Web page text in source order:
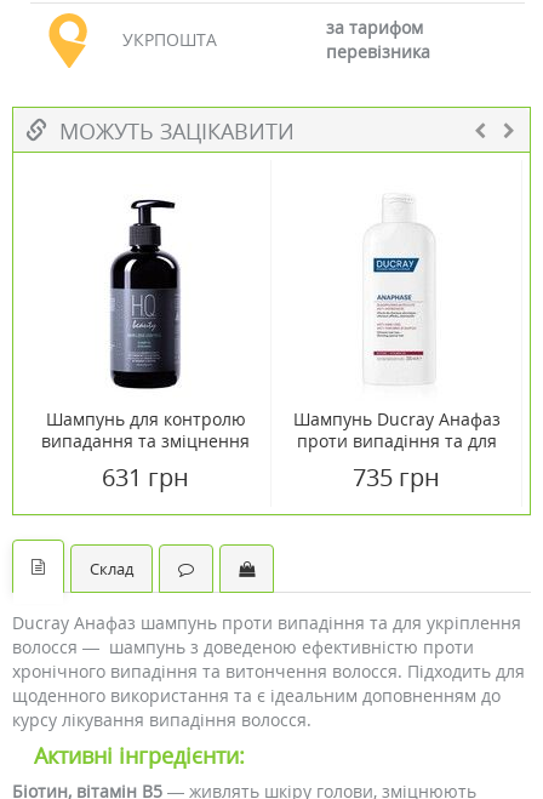
УКРПОШТА
за тарифом
перевізника
МОЖУТЬ ЗАЦІКАВИТИ
Шампунь для контролю
випадання та зміцнення
H.Q.Beauty 280 мл
631 грн
Шампунь Ducray Анафаз
проти випадіння та для
мл
735 грн
Склад
Ducray Анафаз шампунь проти випадіння та для укріплення
волосся — шампунь з доведеною ефективністю проти
хронічного випадіння та витончення волосся. Підходить для
щоденного використання та є ідеальним доповненням до
курсу лікування випадіння волосся.
Активні інгредієнти:
Біотин, вітамін B5 — живлять шкіру голови, зміцнюють